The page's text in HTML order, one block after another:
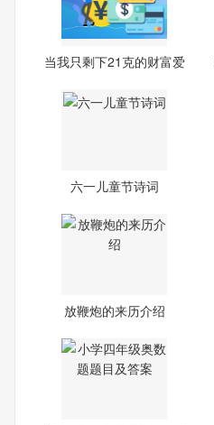
当我只剩下21克的财富爱
六一儿童节诗词
放鞭炮的来历介绍